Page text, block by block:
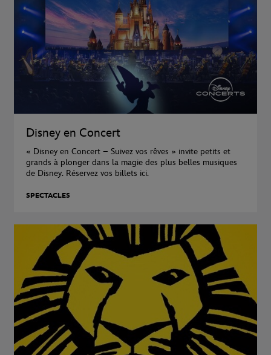
Disney en Concert
« Disney en Concert – Suivez vos rêves » invite petits et
grands à plonger dans la magie des plus belles musiques
de Disney. Réservez vos billets ici.
SPECTACLES